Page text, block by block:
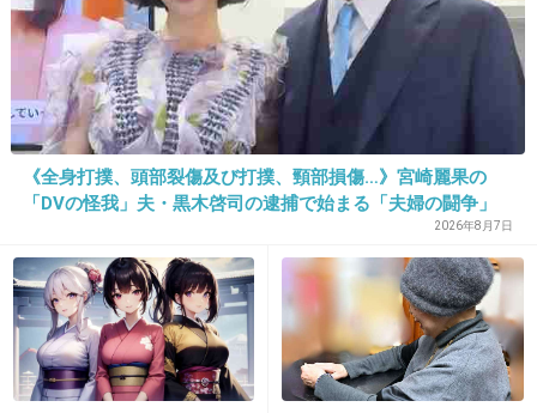
+9
16. 匿名2013/03/06(水) 21:24:10
＞女性が男の胸を触った際、パッドのようなものが入って
いて
用意周到すぎる。変態！！
《全身打撲、頭部裂傷及び打撲、頸部損傷…》宮崎麗果の
「DVの怪我」夫・黒木啓司の逮捕で始まる「夫婦の闘争」
2026年8月7日